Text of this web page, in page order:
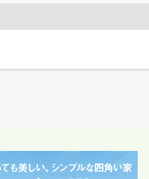
に発生した損害について、債務不履行責
償の責任を負わないものとします。
第三者との間で生じた紛争等について一